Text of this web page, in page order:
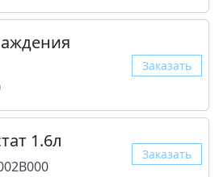
Заказать
1.6л
Заказать